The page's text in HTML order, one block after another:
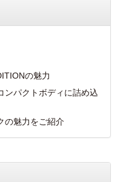
の魅力
ンパクトボディに詰め込
の魅力をご紹介